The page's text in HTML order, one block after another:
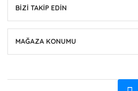
BİZİ TAKİP EDİN
MAĞAZA KONUMU